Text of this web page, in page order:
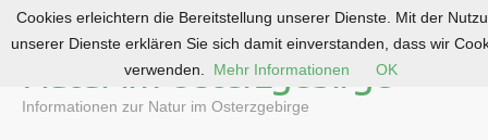
Natur im Osterzgebirge
Informationen zur Natur im Osterzgebirge
Cookies erleichtern die Bereitstellung unserer Dienste. Mit der
unserer Dienste erklären Sie sich damit einverstanden, dass wir
verwenden.
Mehr Informationen OK